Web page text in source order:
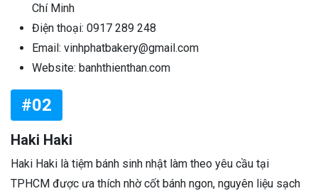
Chí Minh
Điện thoại: 0917 289 248
Email: vinhphatbakery@gmail.com
Website: banhthienthan.com
#02
Haki Haki
Haki Haki là tiệm bánh sinh nhật làm theo yêu cầu tại
TPHCM được ưa thích nhờ cốt bánh ngon, nguyên liệu sạch